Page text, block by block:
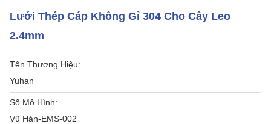
Lưới Thép Cáp Không Gỉ 304 Cho Cây Leo
2.4mm
Tên Thương Hiệu:
Yuhan
Số Mô Hình:
Vũ Hán-EMS-002